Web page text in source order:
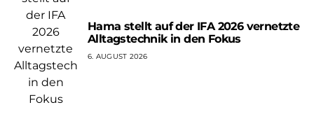
Hama stellt auf der IFA 2026 vernetzte
Alltagstechnik in den Fokus
6. AUGUST 2026